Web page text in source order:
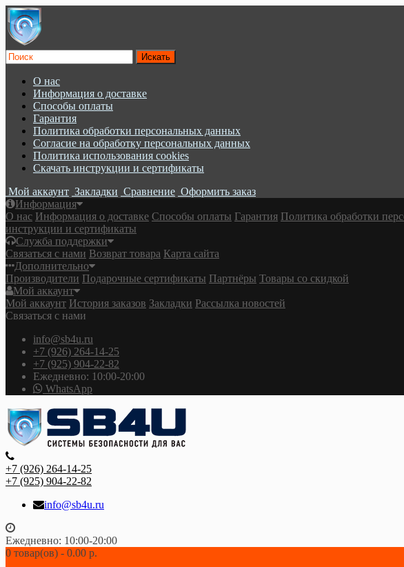
О нас
Информация о доставке
Cпособы оплаты
Гарантия
Политика обработки персональных данных
Согласие на обработку персональных данных
Политика использования cookies
Скачать инструкции и сертификаты
Мой аккаунт Закладки Сравнение Оформить заказ
Информация
О нас Информация о доставке Cпособы оплаты Гарантия Политика обработки
инструкции и сертификаты
Служба поддержки
Связаться с нами Возврат товара Карта сайта
Дополнительно
Производители Подарочные сертификаты Партнёры Товары со скидкой
Мой аккаунт
Мой аккаунт История заказов Закладки Рассылка новостей
Связаться с нами
info@sb4u.ru
+7 (926) 264-14-25
+7 (925) 904-22-82
Ежедневно: 10:00-20:00
WhatsApp
+7 (926) 264-14-25
+7 (925) 904-22-82
info@sb4u.ru
Ежедневно: 10:00-20:00
0 товар(ов) - 0.00 р.